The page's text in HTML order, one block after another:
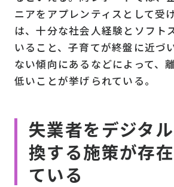
ニアをアプレンティスとして受
は、十分な社会人経験とソフト
いること、子育てが終盤に近づ
ない傾向にあるなどによって、
低いことが挙げられている。
失業者をデジタ
換する施策が存
ている